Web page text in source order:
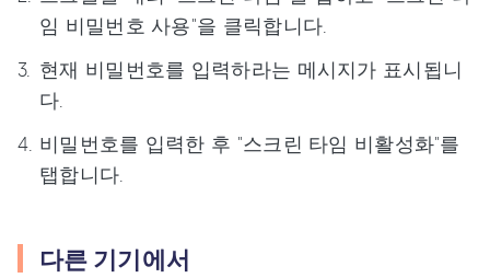
임 비밀번호 사용"을 클릭합니다.
현재 비밀번호를 입력하라는 메시지가 표시됩니
다.
비밀번호를 입력한 후 "스크린 타임 비활성화"를
탭합니다.
다른 기기에서